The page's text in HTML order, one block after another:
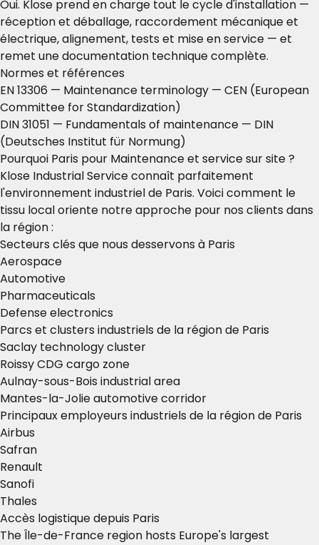
Oui. Klose prend en charge tout le cycle d'installation —
réception et déballage, raccordement mécanique et
électrique, alignement, tests et mise en service — et
remet une documentation technique complète.
Normes et références
EN 13306 — Maintenance terminology — CEN (European
Committee for Standardization)
DIN 31051 — Fundamentals of maintenance — DIN
(Deutsches Institut für Normung)
Pourquoi Paris pour Maintenance et service sur site ?
Klose Industrial Service connaît parfaitement
l'environnement industriel de Paris. Voici comment le
tissu local oriente notre approche pour nos clients dans
la région :
Secteurs clés que nous desservons à Paris
Aerospace
Automotive
Pharmaceuticals
Defense electronics
Parcs et clusters industriels de la région de Paris
Saclay technology cluster
Roissy CDG cargo zone
Aulnay-sous-Bois industrial area
Mantes-la-Jolie automotive corridor
Principaux employeurs industriels de la région de Paris
Airbus
Safran
Renault
Sanofi
Thales
Accès logistique depuis Paris
The Île-de-France region hosts Europe's largest